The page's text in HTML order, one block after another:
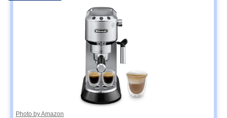
Photo by Amazon